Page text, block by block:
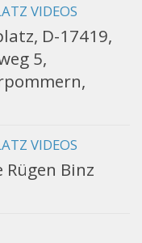
VIDEOS
D-17419,
5,
VIDEOS
Binz